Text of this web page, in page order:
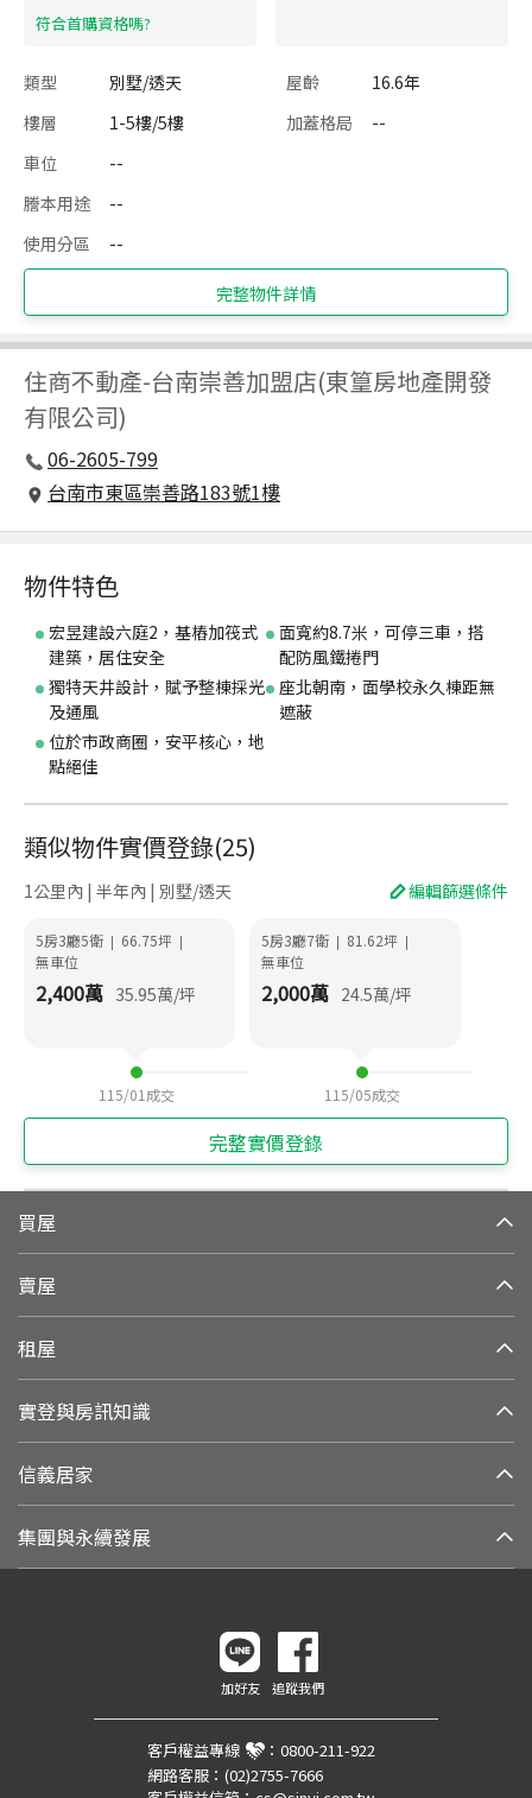
​符合首購資格嗎?
類型 別墅/透天 屋齡
16.6年
樓層
1-5樓/5樓 加蓋格局
--
車位
--
謄本用途
--
使用分區
--
完整物件詳情
住商不動產-台南崇善加盟店(東篁房地產開發
有限公司)
06-2605-799
台南市東區崇善路183號1樓
物件特色
宏昱建設六庭2，基樁加筏式
建築，居住安全
面寬約8.7米，可停三車，搭
配防風鐵捲門
獨特天井設計，賦予整棟採光
及通風
座北朝南，面學校永久棟距無
遮蔽
位於市政商圈，安平核心，地
點絕佳
類似物件實價登錄(25)
1公里內 | 半年內 | 別墅/透天 編輯篩選條件
5房3廳5衛 | 66.75坪 |
無車位
2,400萬 35.95萬/坪
115/01 成交
5房3廳7衛 | 81.62坪 |
無車位
2,000萬 24.5萬/坪
115/05成交
完整實價登錄
買屋
賣屋
租屋
實登與房訊知識
信義居家
集團與永續發展
加好友 追蹤我們
客戶權益專線 ： 0800-211-922
網路客服： (02)2755-7666